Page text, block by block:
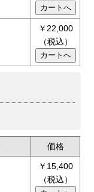
￥22,000
（税込）
価格
￥15,400
（税込）